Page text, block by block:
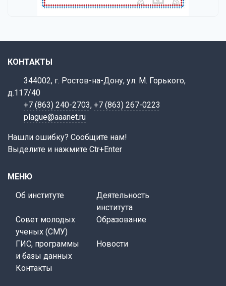
КОНТАКТЫ
344002, г. Ростов-на-Дону, ул. М. Горького,
д.117/40
+7 (863) 240-2703, +7 (863) 267-0223
plague@aaanet.ru
Нашли ошибку? Сообщите нам!
Выделите и нажмите Ctr+Enter
МЕНЮ
Об институте
Деятельность
института
Совет молодых
ученых (СМУ)
Образование
ГИС, программы
и базы данных
Новости
Контакты